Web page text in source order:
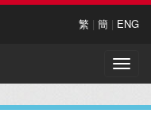
繁 | 簡 | ENG
Toggle